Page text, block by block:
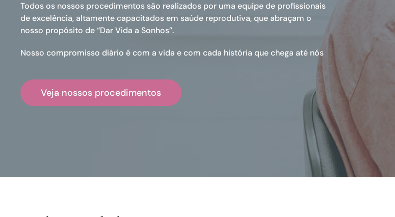
Todos os nossos procedimentos são realizados por uma equipe de profissionais
de excelência, altamente capacitados em saúde reprodutiva, que abraçam o
nosso propósito de “Dar Vida a Sonhos”.
Nosso compromisso diário é com a vida e com cada história que chega até nós
Veja nossos procedimentos